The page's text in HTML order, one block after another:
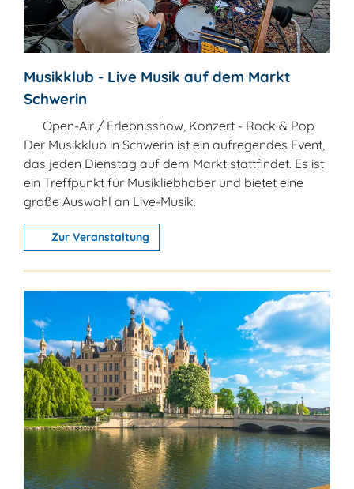
Musikklub - Live Musik auf dem Markt
Schwerin
Open-Air / Erlebnisshow, Konzert - Rock & Pop
Der Musikklub in Schwerin ist ein aufregendes Event,
das jeden Dienstag auf dem Markt stattfindet. Es ist
ein Treffpunkt für Musikliebhaber und bietet eine
große Auswahl an Live-Musik.
Zur Veranstaltung